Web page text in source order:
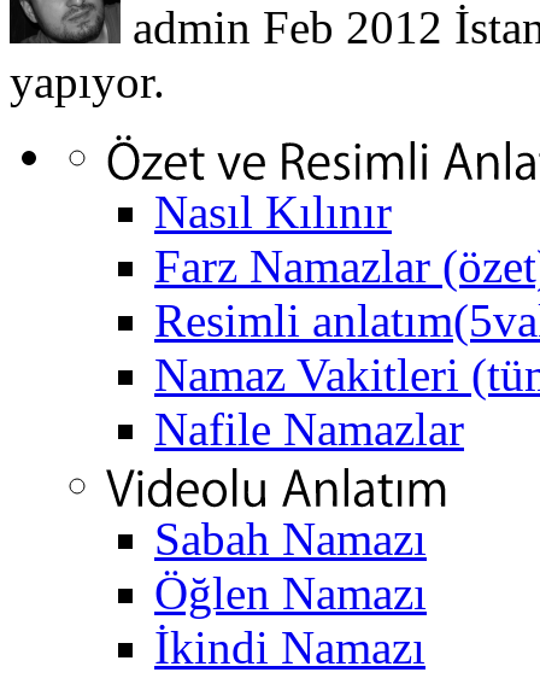
admin Feb 2012
yapıyor.
Nasıl Kılınır
Farz Namazlar
Resimli
Namaz Vakitleri
Nafile Namazlar
Sabah Namazı
Öğlen Namazı
İkindi Namazı